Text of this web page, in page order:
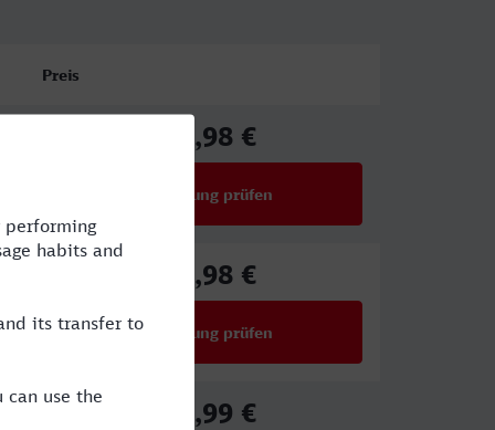
Preis
67,98 €
Verbindung prüfen
77,98 €
Verbindung prüfen
27,99 €